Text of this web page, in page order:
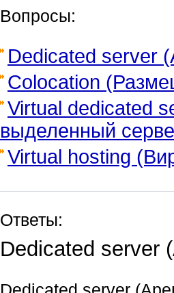
Вопросы:
Dedicated server
Colocation
Virtual dedicated
выделенный
Virtual hosting
Ответы:
Dedicated server